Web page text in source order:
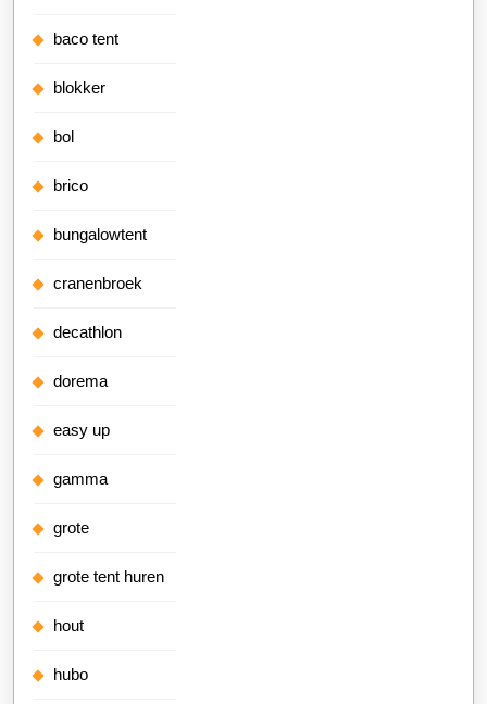
baco tent
blokker
bol
brico
bungalowtent
cranenbroek
decathlon
dorema
easy up
gamma
grote
grote tent huren
hout
hubo